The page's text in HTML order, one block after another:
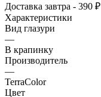
Доставка завтра - 390 ₽
Характеристики
Вид глазури
—
В крапинку
Производитель
—
TerraColor
Цвет